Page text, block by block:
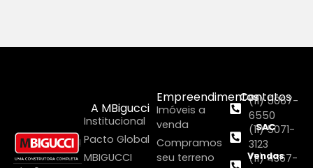
A MBigucci
Institucional
Pacto Global
MBIGUCCI
Empreendimentos
Imóveis a
venda
Compramos
seu terreno
Contatos
(11) 5067-
6550
SAC
(11) 5071-
3123
Vendas
(11) 4367-